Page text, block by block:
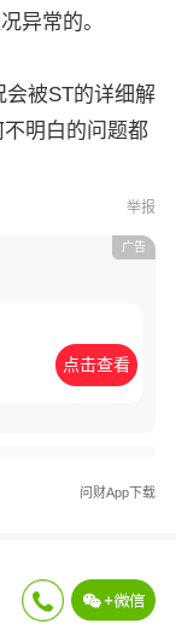
异常的。
会被ST的详细解
明白的问题都
举报
点击查看
广告
问财App下载